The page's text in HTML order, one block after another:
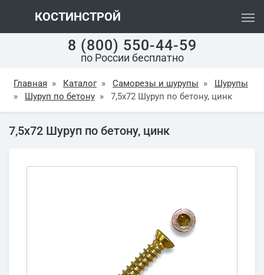
КОСТИНСТРОЙ
8 (800) 550-44-59
по России бесплатно
Главная » Каталог » Саморезы и шурупы »
Шурупы
»
Шуруп по бетону » 7,5х72 Шуруп по бетону, цинк
7,5х72 Шуруп по бетону, цинк